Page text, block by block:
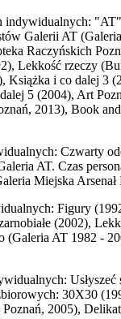
indywidualnych:
Galerii AT
Raczyńskich
Lekkość rzeczy
i co dalej 3
5 (2004), Art
2013), Book
Czwarty
AT. Czas
Miejska Arsenał
Figury
(2002),
(Galeria AT 1982 -
Usłyszeć
30X30
2005),